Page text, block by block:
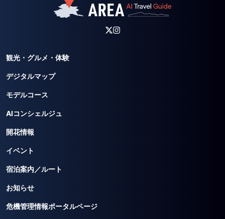
観光・グルメ・体験
デジタルマップ
モデルコース
AIコンシェルジュ
開花情報
イベント
宿泊案内／ルート
お知らせ
危機管理情報ポータルページ